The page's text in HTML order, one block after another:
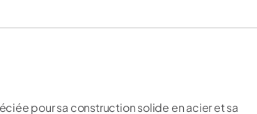
pour sa construction solide en acier et sa